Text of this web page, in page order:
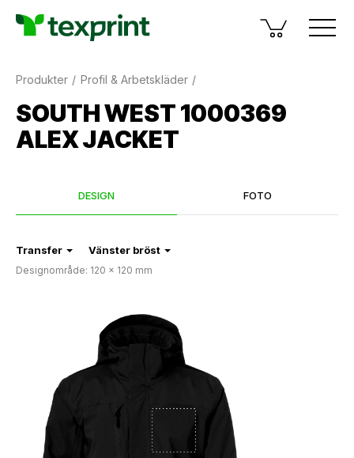
Produkter Profil & Arbetskläder
SOUTH WEST 1000369
ALEX JACKET
DESIGN FOTO
Transfer Vänster bröst
Designområde: 120 × 120 mm